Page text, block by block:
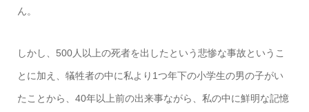
ん。
しかし、500人以上の死者を出したという悲惨な事故というこ
とに加え、犠牲者の中に私より1つ年下の小学生の男の子がい
たことから、40年以上前の出来事ながら、私の中に鮮明な記憶